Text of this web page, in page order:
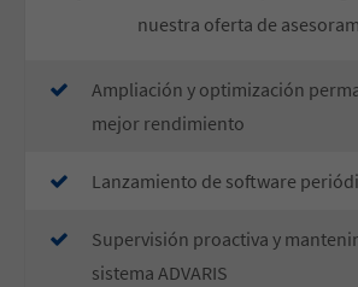
nuestra oferta de
Ampliación y optimización
mejor rendimiento
​Lanzamiento de software
​Supervisión proactiva y
sistema ADVARIS